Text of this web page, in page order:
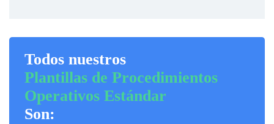
Todos nuestros
Plantillas de Procedimientos
Operativos Estándar
Son: